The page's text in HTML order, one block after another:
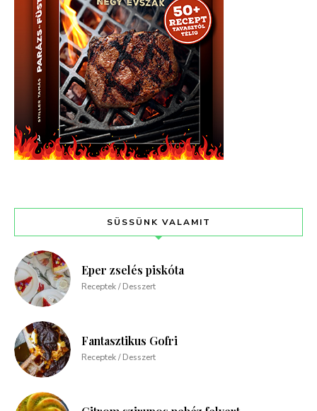
SÜSSÜNK VALAMIT
Eper zselés piskóta
Receptek / Desszert
Fantasztikus Gofri
Receptek / Desszert